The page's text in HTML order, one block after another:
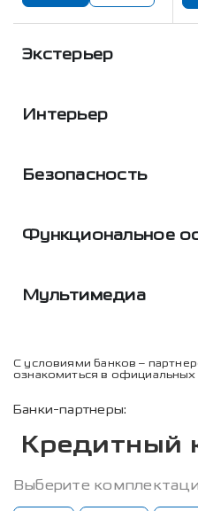
Экстерьер
Интерьер
Безопасность
Функциональное
Мультимедиа
С условиями банков –
ознакомиться в официальных
Банки-партнеры:
Кредитный
Выберите